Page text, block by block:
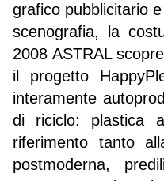
grafico pubblicitario
scenografia, la
2008 ASTRAL
il progetto
interamente
di riciclo: plastica
riferimento tanto
postmoderna,